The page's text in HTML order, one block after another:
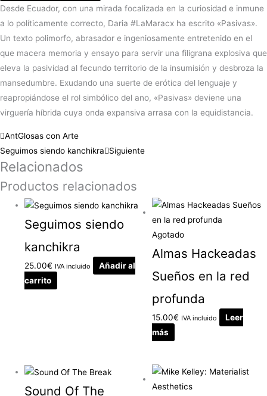
Desde Ecuador, con una mirada focalizada en la curiosidad e inmune
a lo políticamente correcto, Daria #LaMaracx ha escrito «Pasivas».
Un texto polimorfo, abrasador e ingeniosamente entretenido en el
que macera memoria y ensayo para servir una filigrana explosiva que
eleva la pasividad al fecundo territorio de la insumisión y desbroza la
mansedumbre. Exudando una suerte de erótica del lenguaje y
reapropiándose el rol simbólico del ano, «Pasivas» deviene una
virguería híbrida cuya onda expansiva arrasa con la equidistancia.
AntGlosas con Arte
Seguimos siendo kanchikra
Siguiente
Relacionados
Productos relacionados
Seguimos siendo
kanchikra
25.00€ IVA incluido
Añadir al
carrito
Agotado
Almas Hackeadas
Sueños en la red
profunda
15.00€ IVA incluido
Leer
más
Sound Of The